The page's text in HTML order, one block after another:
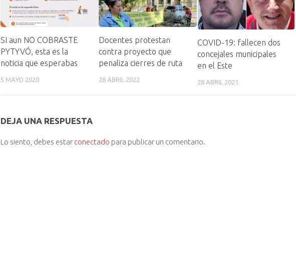
SI aun NO COBRASTE
PYTYVÓ, esta es la
noticia que esperabas
5 MAYO 2020
Docentes protestan
contra proyecto que
penaliza cierres de ruta
28 ABRIL 2022
COVID-19: fallecen dos
concejales municipales
en el Este
28 ABRIL 2021
DEJA UNA RESPUESTA
Lo siento, debes estar conectado para publicar un comentario.